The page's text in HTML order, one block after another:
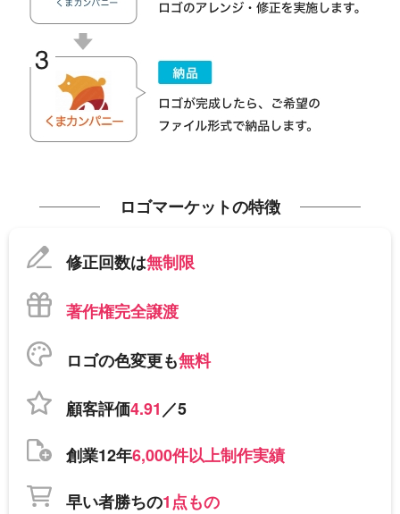
ロゴマーケットの特徴
修正回数は無制限
著作権完全譲渡
ロゴの色変更も無料
顧客評価4.91／5
創業12年6,000件以上制作実績
早い者勝ちの1点もの